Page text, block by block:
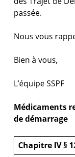
passée.
Nous vous
Bien à vous,
L’équipe SSPF
Médicaments
de démarrage
Chapitre IV §